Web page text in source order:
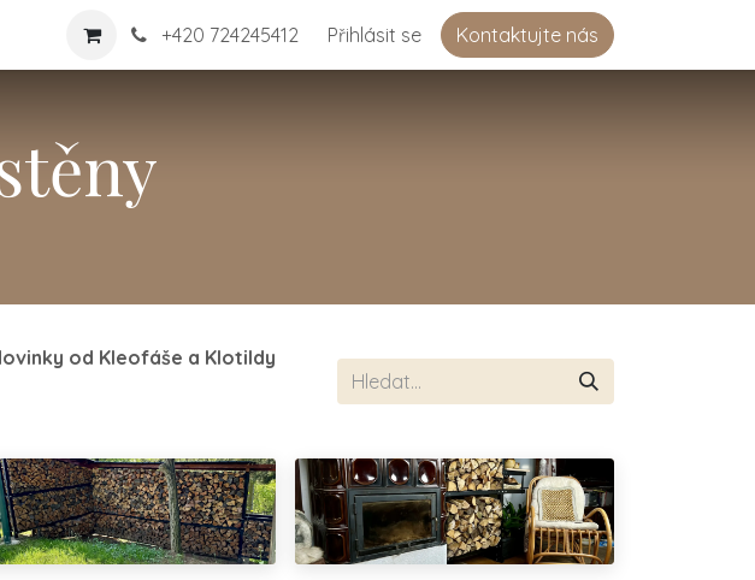
+420 724245412 Přihlásit se Kontaktujte nás
od Kleofáše a Klotildy